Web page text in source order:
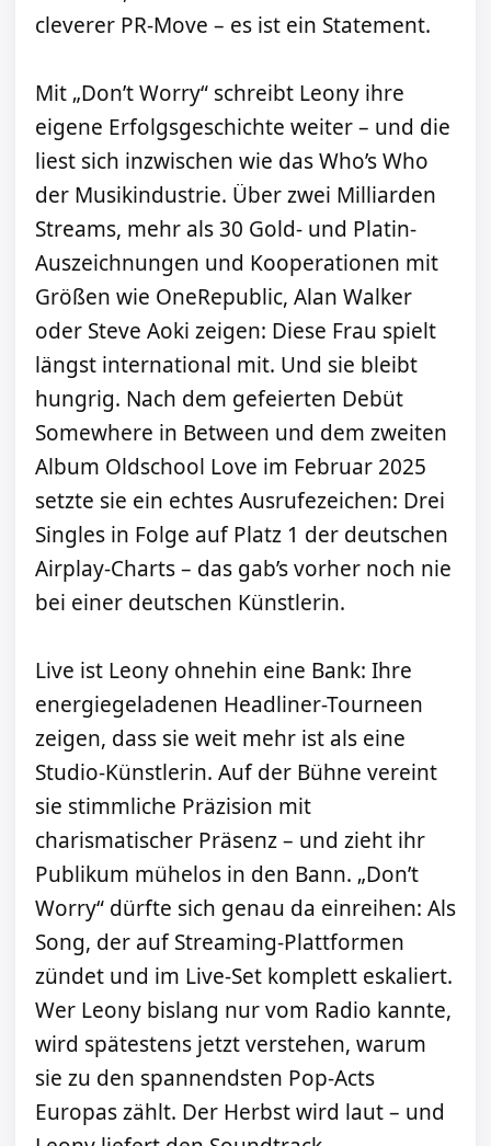
cleverer PR-Move – es ist ein Statement.
Mit „Don’t Worry“ schreibt Leony ihre
eigene Erfolgsgeschichte weiter – und die
liest sich inzwischen wie das Who’s Who
der Musikindustrie. Über zwei Milliarden
Streams, mehr als 30 Gold- und Platin-
Auszeichnungen und Kooperationen mit
Größen wie OneRepublic, Alan Walker
oder Steve Aoki zeigen: Diese Frau spielt
längst international mit. Und sie bleibt
hungrig. Nach dem gefeierten Debüt
Somewhere in Between und dem zweiten
Album Oldschool Love im Februar 2025
setzte sie ein echtes Ausrufezeichen: Drei
Singles in Folge auf Platz 1 der deutschen
Airplay-Charts – das gab’s vorher noch nie
bei einer deutschen Künstlerin.
Live ist Leony ohnehin eine Bank: Ihre
energiegeladenen Headliner-Tourneen
zeigen, dass sie weit mehr ist als eine
Studio-Künstlerin. Auf der Bühne vereint
sie stimmliche Präzision mit
charismatischer Präsenz – und zieht ihr
Publikum mühelos in den Bann. „Don’t
Worry“ dürfte sich genau da einreihen: Als
Song, der auf Streaming-Plattformen
zündet und im Live-Set komplett eskaliert.
Wer Leony bislang nur vom Radio kannte,
wird spätestens jetzt verstehen, warum
sie zu den spannendsten Pop-Acts
Europas zählt. Der Herbst wird laut – und